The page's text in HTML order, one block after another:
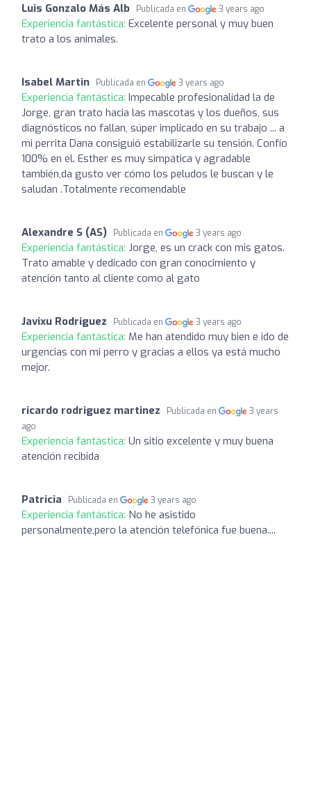
Luis Gonzalo Más Alb Publicada en 3 years ago
Experiencia fantástica: Excelente personal y muy buen
trato a los animales.
Isabel Martin Publicada en 3 years ago
Experiencia fantástica: Impecable profesionalidad la de
Jorge, gran trato hacia las mascotas y los dueños, sus
diagnósticos no fallan, súper implicado en su trabajo ... a
mi perrita Dana consiguió estabilizarle su tensión. Confío
100% en él. Esther es muy simpática y agradable
también,da gusto ver cómo los peludos le buscan y le
saludan .Totalmente recomendable
Alexandre S (AS) Publicada en 3 years ago
Experiencia fantástica: Jorge, es un crack con mis gatos.
Trato amable y dedicado con gran conocimiento y
atención tanto al cliente como al gato
Javixu Rodriguez Publicada en 3 years ago
Experiencia fantástica: Me han atendido muy bien e ido de
urgencias con mi perro y gracias a ellos ya está mucho
mejor.
ricardo rodriguez martinez Publicada en
3 years
ago
Experiencia fantástica: Un sitio excelente y muy buena
atención recibida
Patricia Publicada en 3 years ago
Experiencia fantástica: No he asistido
personalmente,pero la atención telefónica fue buena....